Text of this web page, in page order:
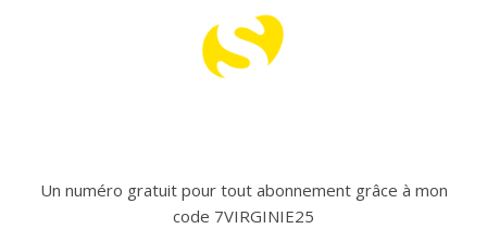
Un numéro gratuit pour tout abonnement grâce à mon
code 7VIRGINIE25